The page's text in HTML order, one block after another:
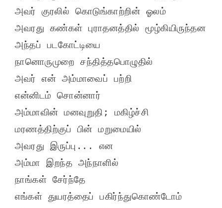
அவர் குரலில் கொடுங்காற்றின் ஓலம்
அவரது கண்கள் புராதனத்தில் மூழ்கியிருந்தன
அந்தப் படகோட்டியை
நானொருமுறை சந்தித்தபொழுதில்
அவர் என் அம்மாவைப் பற்றி
என்னிடம் சொன்னார்
அம்மாவின் மனவுறுதி; மகிழ்ச்சி
மரணத்திற்குப் பின் மறுமையில்
அவரது இருப்பு... என
அம்மா இறந்த அந்நாளில்
நாங்கள் சேர்ந்தே
எங்கள் துயரத்தைப் பகிர்ந்துகொண்டோம்